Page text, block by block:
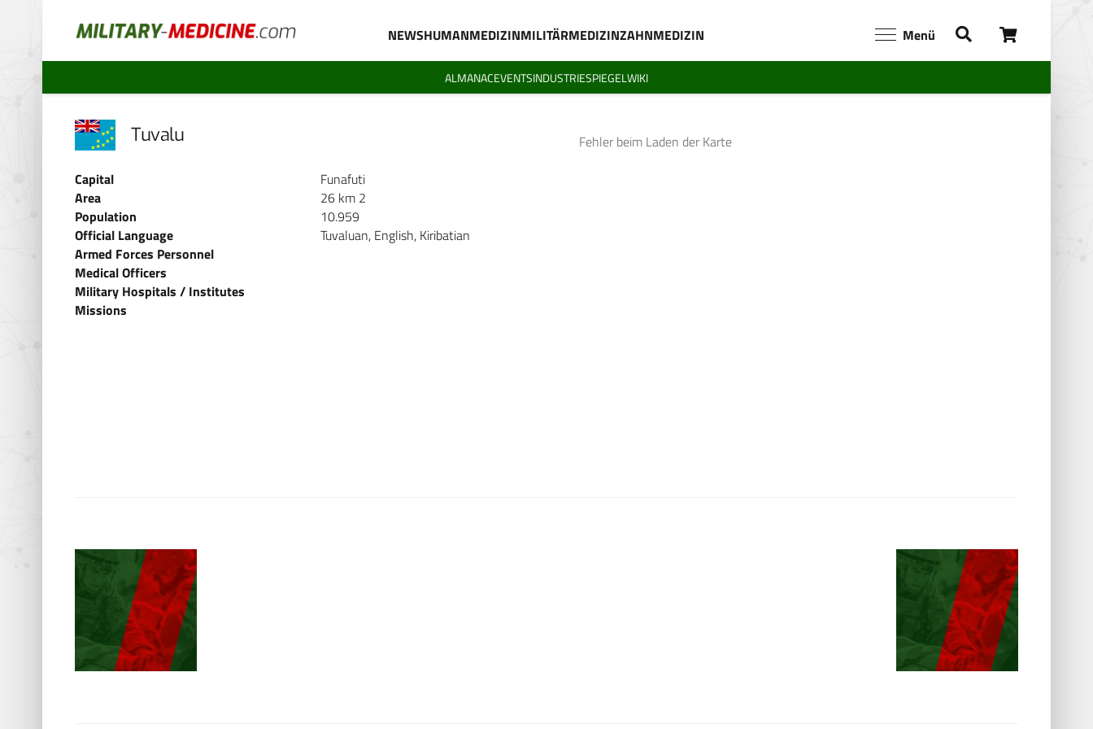
NEWSHUMANMEDIZINMILITÄRMEDIZINZAHNMEDIZIN Menü
ALMANACEVENTSINDUSTRIESPIEGELWIKI
Tuvalu
Capital
Area
Population
Official Language
Armed Forces Personnel
Medical Officers
Military Hospitals / Institutes
Missions
Funafuti
26 km 2
10.959
Tuvaluan, English, Kiribatian
Fehler beim Laden der Karte